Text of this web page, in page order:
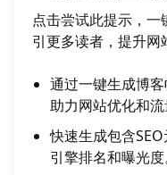
点击尝试此提示，一
引更多读者，提升网
通过一键生成博
助力网站优化和流
快速生成包含
引擎排名和曝光度